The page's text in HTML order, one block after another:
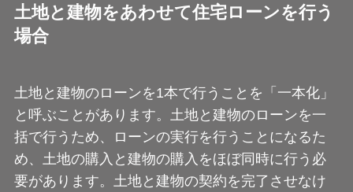
土地と建物をあわせて住宅ローンを行う
場合
土地と建物のローンを1本で行うことを「一本化」
と呼ぶことがあります。土地と建物のローンを一
括で行うため、ローンの実行を行うことになるた
め、土地の購入と建物の購入をほぼ同時に行う必
要があります。土地と建物の契約を完了させなけ